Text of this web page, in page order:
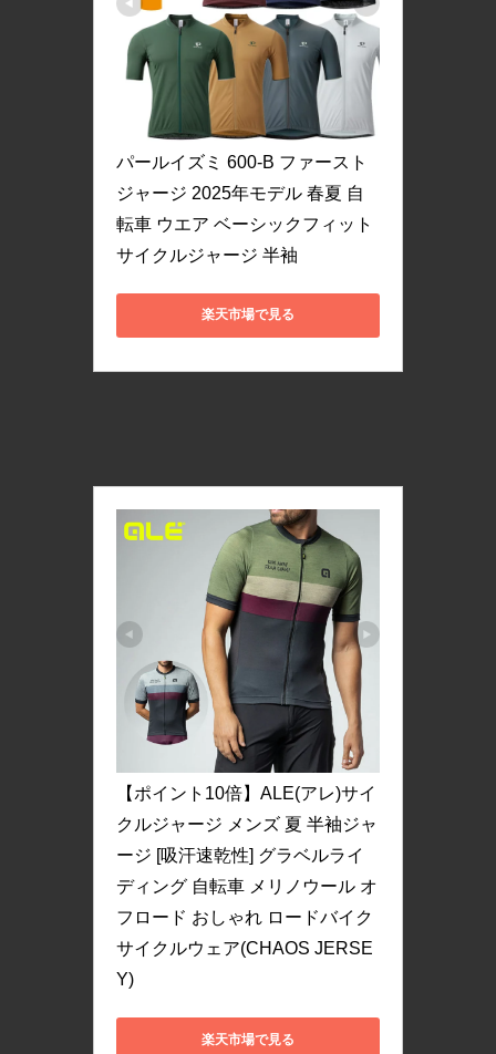
パールイズミ 600-B ファースト
ジャージ 2025年モデル 春夏 自
転車 ウエア ベーシックフィット
サイクルジャージ 半袖
楽天市場で見る
【ポイント10倍】ALE(アレ)サイ
クルジャージ メンズ 夏 半袖ジャ
ージ [吸汗速乾性] グラベルライ
ディング 自転車 メリノウール オ
フロード おしゃれ ロードバイク
サイクルウェア(CHAOS JERSE
Y)
楽天市場で見る